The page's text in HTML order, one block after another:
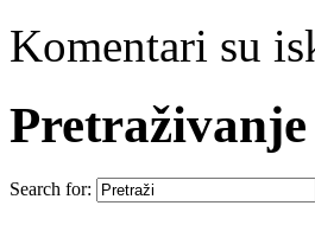
Komentari su
Pretraživanje
Search for: